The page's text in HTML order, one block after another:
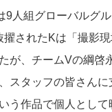
9人組グローバルグ
されたKは「撮影
が、チームVの綱啓
スタッフの皆さんに
う作品で個人として